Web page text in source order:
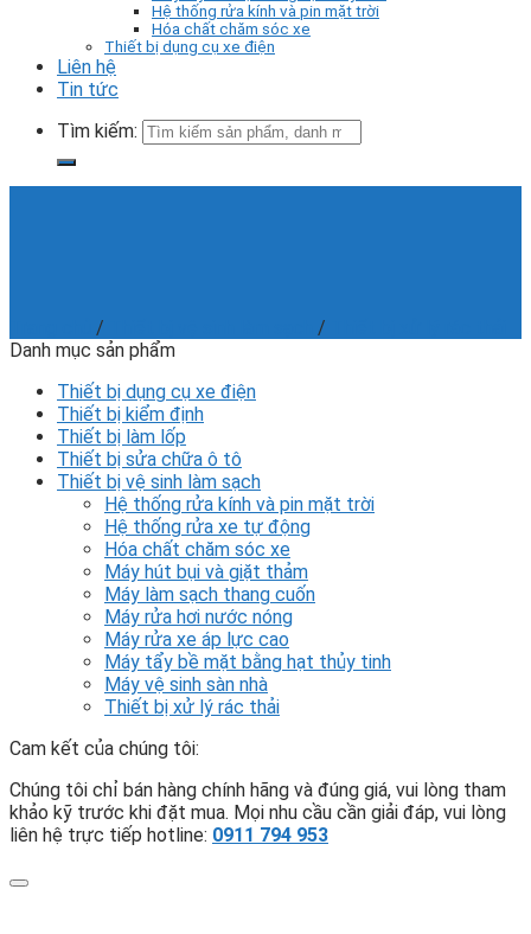
Hệ thống rửa kính và pin mặt trời
Hóa chất chăm sóc xe
Thiết bị dụng cụ xe điện
Liên hệ
Tin tức
Tìm kiếm:
/ /
Danh mục sản phẩm
Thiết bị dụng cụ xe điện
Thiết bị kiểm định
Thiết bị làm lốp
Thiết bị sửa chữa ô tô
Thiết bị vệ sinh làm sạch
Hệ thống rửa kính và pin mặt trời
Hệ thống rửa xe tự động
Hóa chất chăm sóc xe
Máy hút bụi và giặt thảm
Máy làm sạch thang cuốn
Máy rửa hơi nước nóng
Máy rửa xe áp lực cao
Máy tẩy bề mặt bằng hạt thủy tinh
Máy vệ sinh sàn nhà
Thiết bị xử lý rác thải
Cam kết của chúng tôi:
Chúng tôi chỉ bán hàng chính hãng và đúng giá, vui lòng tham
khảo kỹ trước khi đặt mua. Mọi nhu cầu cần giải đáp, vui lòng
liên hệ trực tiếp hotline: 0911 794 953